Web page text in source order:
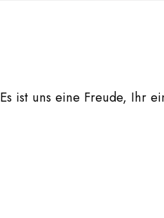
Es ist uns eine Freude, Ihr